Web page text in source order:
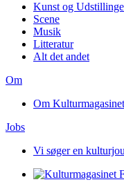
Kunst og
Scene
Musik
Litteratur
Alt det andet
Om
Om
Jobs
Vi søger en